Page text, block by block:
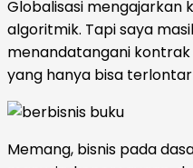
Globalisasi mengajarkan
algoritmik. Tapi saya
menandatangani
yang hanya bisa
Memang, bisnis pada